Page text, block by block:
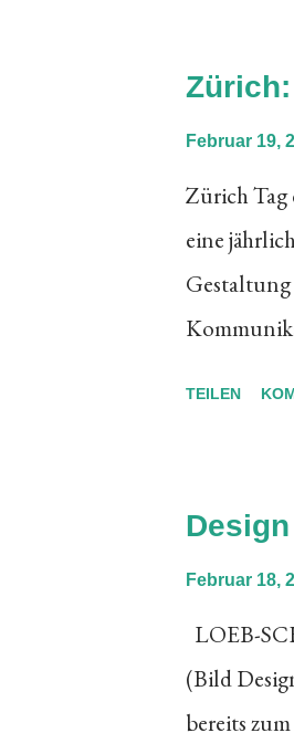
beherbergt
Werkstatt.
Februar 19,
Zürich Tag
eine
TEILEN
Februar 18,
LOEB-
(Bild
bereits